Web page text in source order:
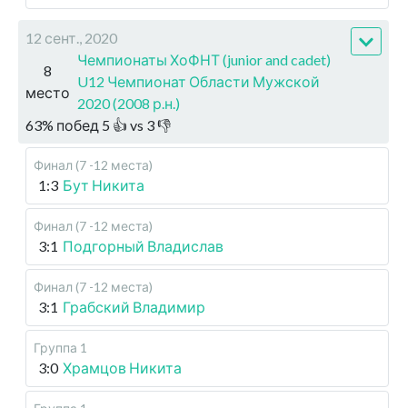
12 сент., 2020
8
место
Чемпионаты ХоФНТ (junior and cadet)
U12 Чемпионат Области Мужской
2020 (2008 р.н.)
63% побед 5 👍 vs 3👎
Финал (7 -12 места)
1:3 Бут Никита
Финал (7 -12 места)
3:1 Подгорный Владислав
Финал (7 -12 места)
3:1 Грабский Владимир
Группа 1
3:0 Храмцов Никита